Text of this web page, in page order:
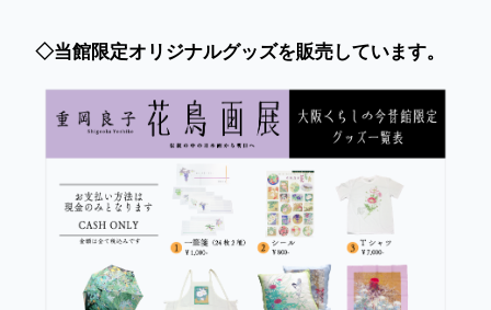
◇当館限定オリジナルグッズを販売しています。